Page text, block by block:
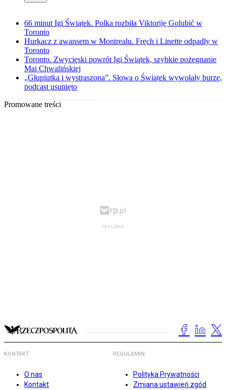
66 minut Igi Świątek. Polka rozbiła Viktoriję Golubić w
Toronto
Hurkacz z awansem w Montrealu. Fręch i Linette odpadły w
Toronto
Toronto. Zwycięski powrót Igi Świątek, szybkie pożegnanie
Mai Chwalińskiej
„Głupiutka i wystraszona”. Słowa o Świątek wywołały burzę,
podcast usunięto
Promowane treści
KONTAKT
O nas
Kontakt
REGULAMIN
Polityka Prywatności
Zmiana ustawień zgód